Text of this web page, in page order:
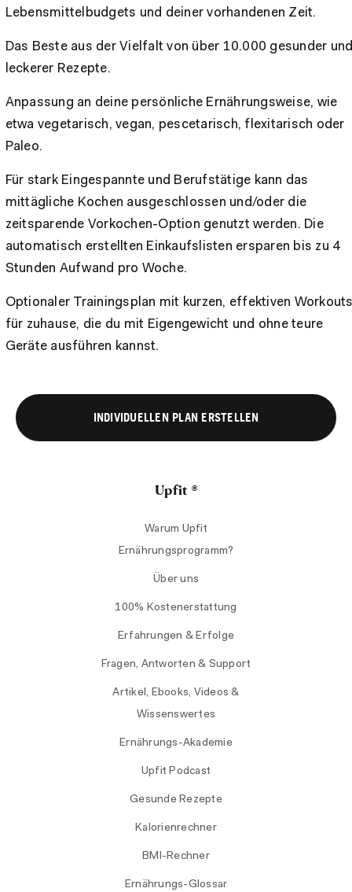
Lebensmittelbudgets und deiner vorhandenen Zeit.
Das Beste aus der Vielfalt von über 10.000 gesunder
leckerer Rezepte.
Anpassung an deine persönliche Ernährungsweise, wie
etwa vegetarisch, vegan, pescetarisch, flexitarisch oder
Paleo.
Für stark Eingespannte und Berufstätige kann das
mittägliche Kochen ausgeschlossen und/oder die
zeitsparende Vorkochen-Option genutzt werden. Die
automatisch erstellten Einkaufslisten ersparen bis zu 4
Stunden Aufwand pro Woche.
Optionaler Trainingsplan mit kurzen, effektiven
für zuhause, die du mit Eigengewicht und ohne teure
Geräte ausführen kannst.
INDIVIDUELLEN PLAN ERSTELLEN
Upfit ®
Warum Upfit
Ernährungsprogramm?
Über uns
100% Kostenerstattung
Erfahrungen & Erfolge
Fragen, Antworten & Support
Artikel, Ebooks, Videos &
Wissenswertes
Ernährungs-Akademie
Upfit Podcast
Gesunde Rezepte
Kalorienrechner
BMI-Rechner
Ernährungs-Glossar